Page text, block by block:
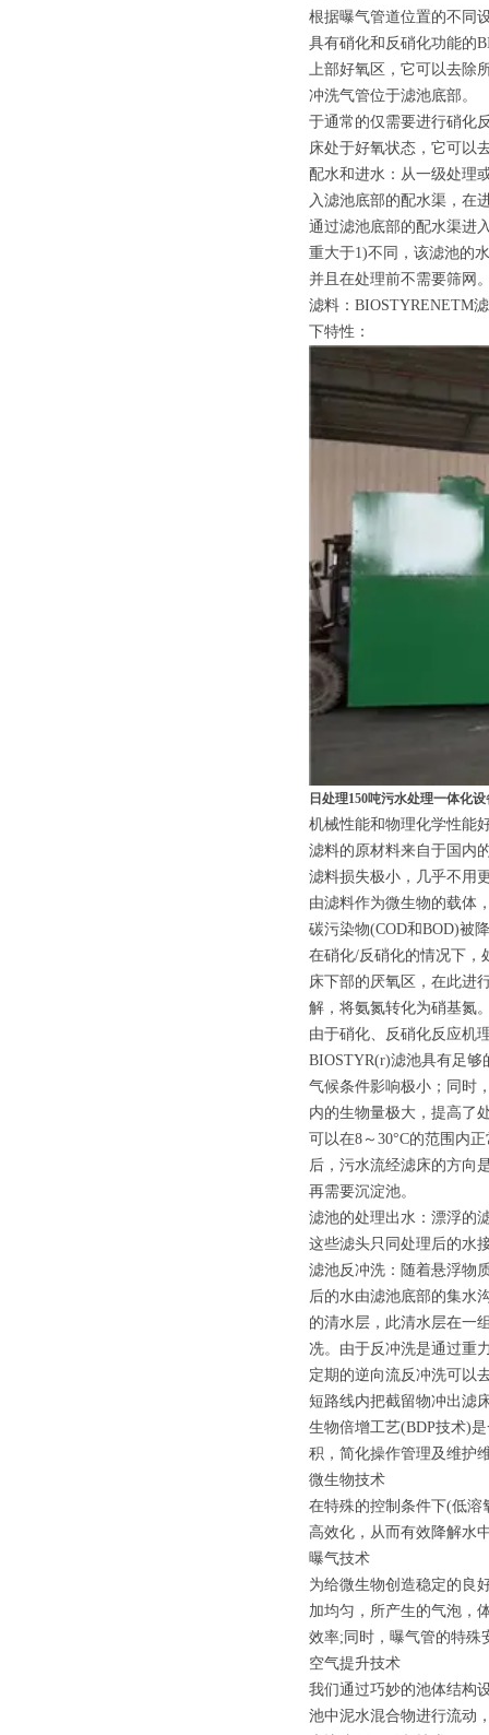
根据曝气管道位置的不同
具有硝化和反硝化功能的
上部好氧区，它可以去除
冲洗气管位于滤池底部。
于通常的仅需要进行硝化
床处于好氧状态，它可以
配水和进水：从一级处理
入滤池底部的配水渠，在
通过滤池底部的配水渠进
重大于1)不同，该滤池的
并且在处理前不需要筛网
滤料：BIOSTYRENETM
下特性：
日处理150吨污水处理一体化设
机械性能和物理化学性能
滤料的原材料来自于国内
滤料损失极小，几乎不用
由滤料作为微生物的载体
碳污染物(COD和BOD)被
在硝化/反硝化的情况下，
床下部的厌氧区，在此进
解，将氨氮转化为硝基氮
由于硝化、反硝化反应机
BIOSTYR(r)滤池具有足够
气候条件影响极小；同时
内的生物量极大，提高了
可以在8～30°C的范围内
后，污水流经滤床的方向
再需要沉淀池。
滤池的处理出水：漂浮的
这些滤头只同处理后的水
滤池反冲洗：随着悬浮物
后的水由滤池底部的集水
的清水层，此清水层在一
冼。由于反冲洗是通过重
定期的逆向流反冲洗可以
短路线内把截留物冲出滤
生物倍增工艺(BDP技术)
积，简化操作管理及维护
微生物技术
在特殊的控制条件下(低溶
高效化，从而有效降解水
曝气技术
为给微生物创造稳定的良
加均匀，所产生的气泡，
效率;同时，曝气管的特殊
空气提升技术
我们通过巧妙的池体结构
池中泥水混合物进行流动